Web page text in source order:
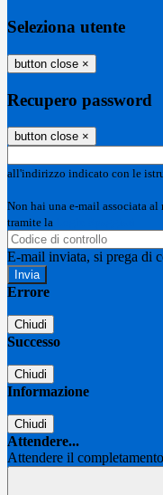
Seleziona utente
button close ×
Recupero password
button close ×
all'indirizzo indicato con le
Non hai una e-mail associata
tramite la
E-mail inviata, si prega di
Errore
Chiudi
Successo
Chiudi
Informazione
Chiudi
Attendere...
Attendere il